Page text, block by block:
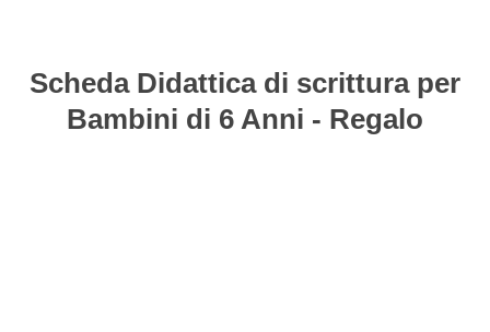
Scheda Didattica di scrittura per
Bambini di 6 Anni - Regalo